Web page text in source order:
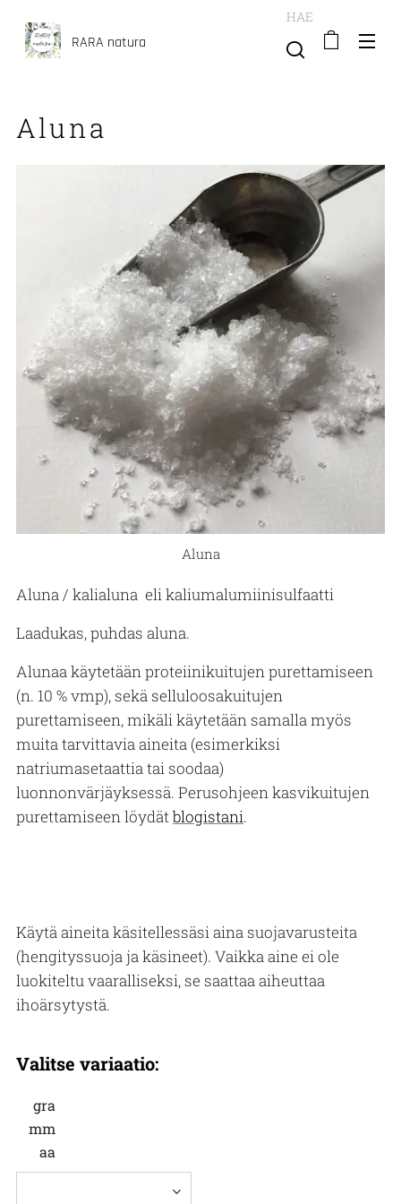
RARA natura
HAE
Aluna
Aluna
Aluna / kalialuna eli kaliumalumiinisulfaatti
Laadukas, puhdas aluna.
Alunaa käytetään proteiinikuitujen purettamiseen
(n. 10 % vmp), sekä selluloosakuitujen
purettamiseen, mikäli käytetään samalla myös
muita tarvittavia aineita (esimerkiksi
natriumasetaattia tai soodaa)
luonnonvärjäyksessä. Perusohjeen kasvikuitujen
purettamiseen löydätblogistani.
Käytä aineita käsitellessäsi aina suojavarusteita
(hengityssuoja ja käsineet). Vaikka aine ei ole
luokiteltu vaaralliseksi, se saattaa aiheuttaa
ihoärsytystä.
Valitse variaatio:
gra
mm
aa